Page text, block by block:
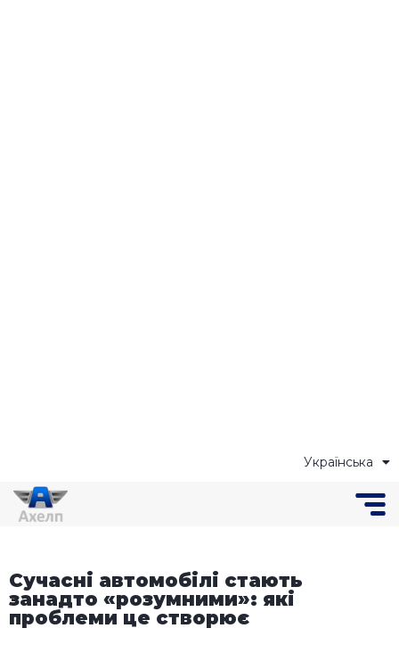
Українська
Русский
Сучасні автомобілі стають
занадто «розумними»: які
проблеми це створює